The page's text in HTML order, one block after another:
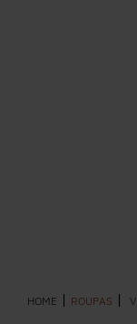
ROUPAS
8 Calça